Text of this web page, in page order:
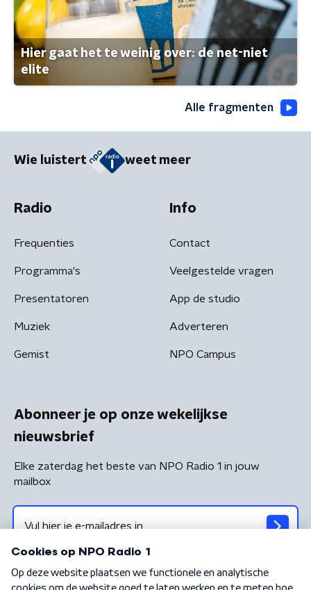
Hier gaat het te weinig over: de net-niet
elite
Alle fragmenten
Wie luistert weet meer
Radio
Frequenties
Programma's
Presentatoren
Muziek
Gemist
Info
Contact
Veelgestelde vragen
App de studio
Adverteren
NPO Campus
Abonneer je op onze wekelijkse
nieuwsbrief
Elke zaterdag het beste van NPO Radio 1 in jouw
mailbox